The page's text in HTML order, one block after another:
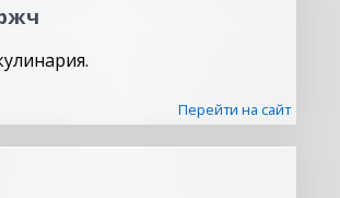
Перейти на сайт